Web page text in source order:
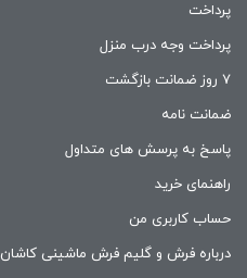
پرداخت
پرداخت وجه درب منزل
۷ روز ضمانت بازگشت
ضمانت نامه
پاسخ به پرسش های متداول
راهنمای خرید
حساب کاربری من
درباره فرش و گلیم فرش ماشینی کاشان